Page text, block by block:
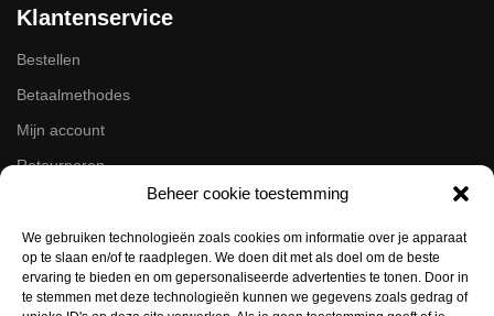
Beheer cookie toestemming
We gebruiken technologieën zoals cookies om informatie over je apparaat
op te slaan en/of te raadplegen. We doen dit met als doel om de beste
ervaring te bieden en om gepersonaliseerde advertenties te tonen. Door in
te stemmen met deze technologieën kunnen we gegevens zoals gedrag of
Klantenservice
Bestellen
Betaalmethodes
Mijn account
Retourneren
Volg ons op de socials
Instagram